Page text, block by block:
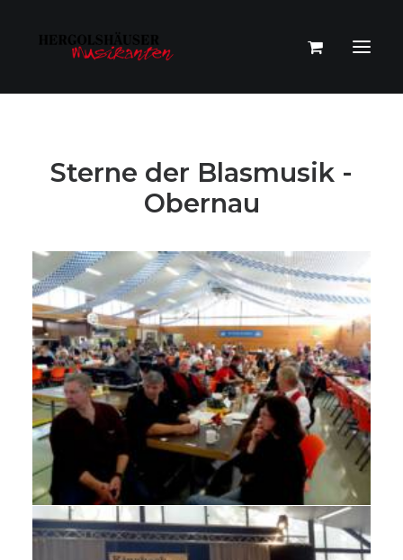
Sterne der Blasmusik -
Obernau